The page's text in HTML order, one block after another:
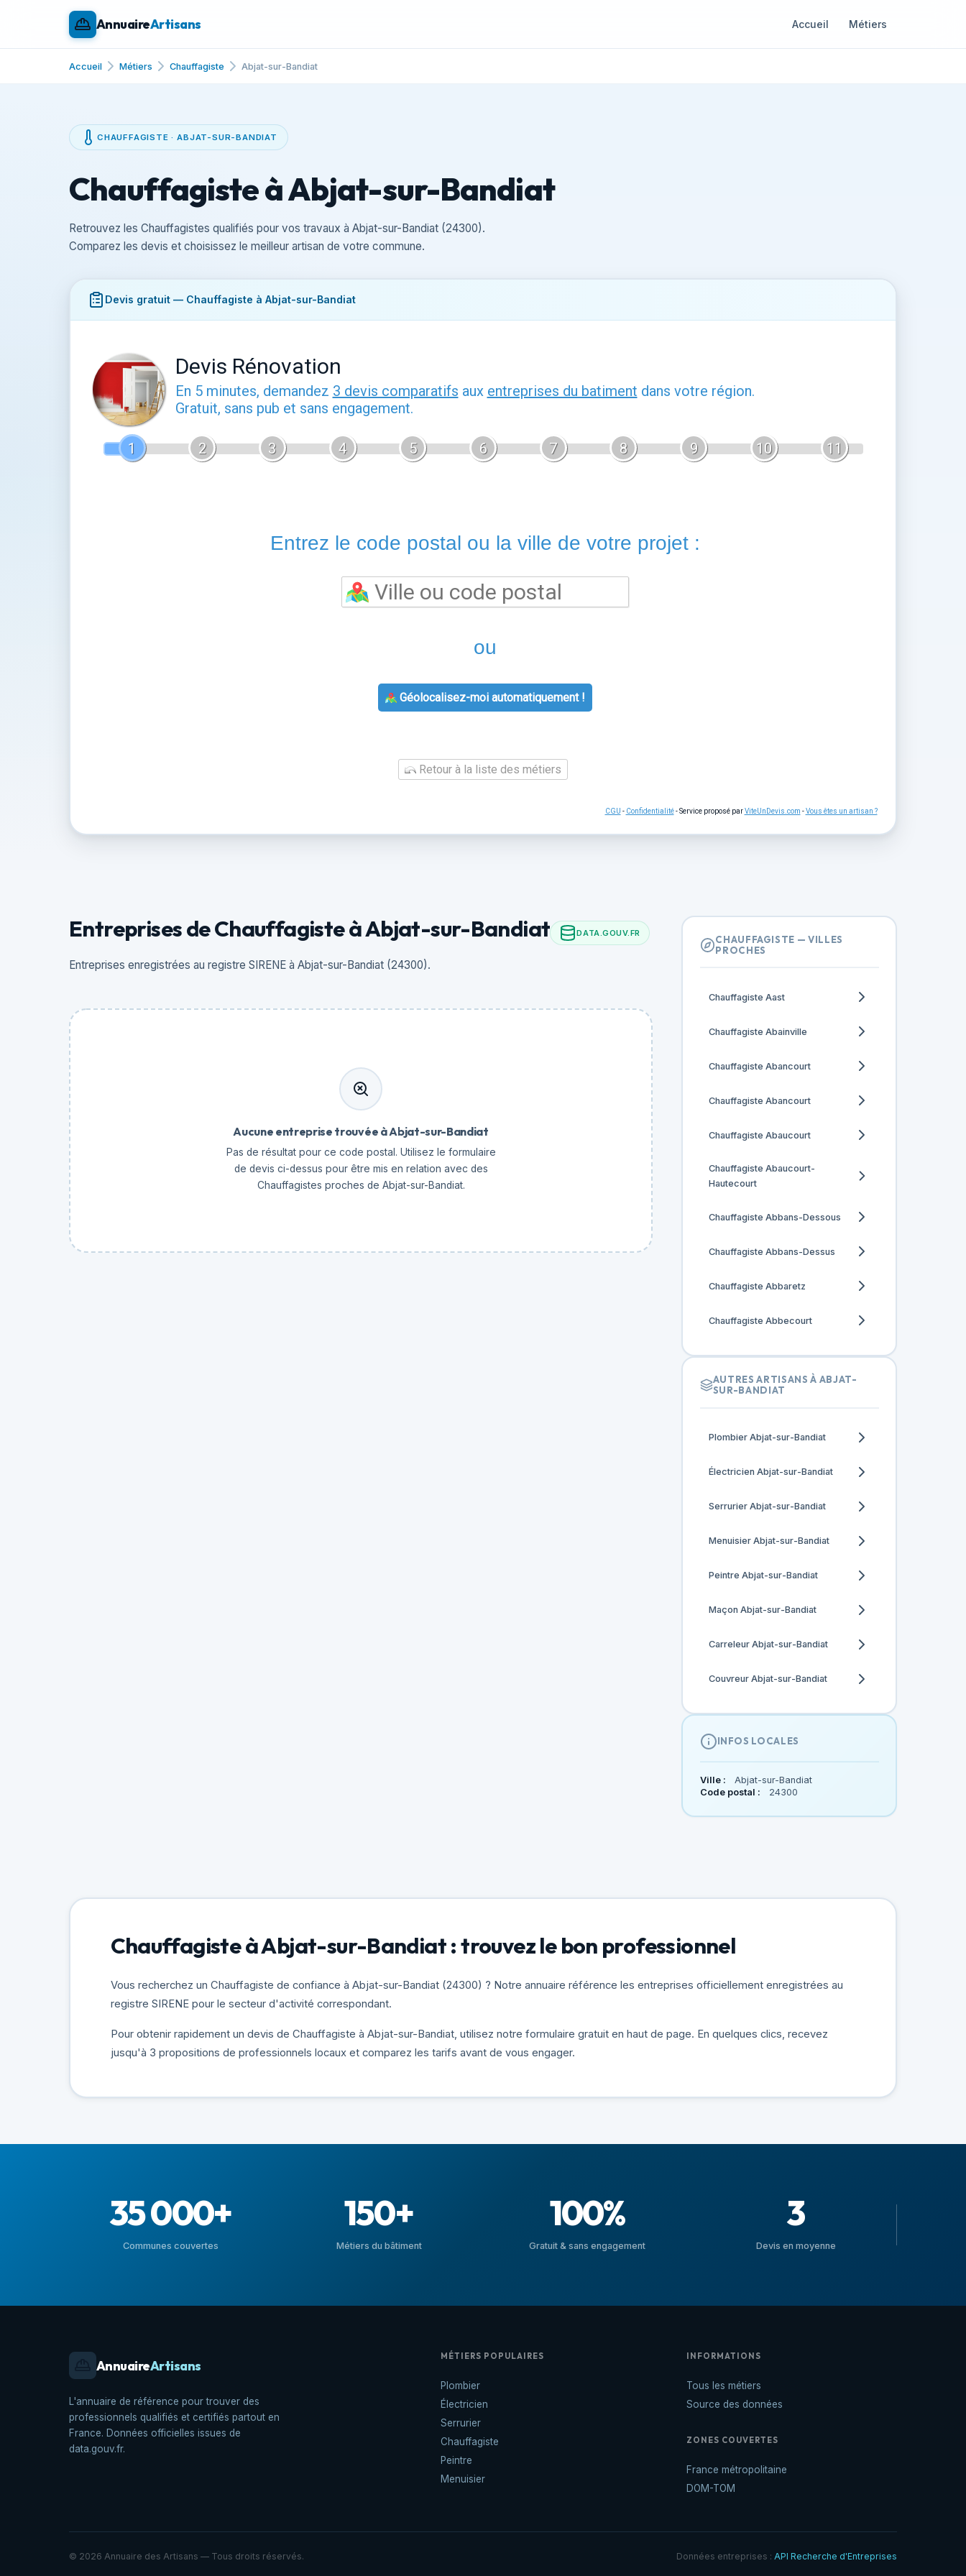
AnnuaireArtisans Accueil Métiers
Accueil Métiers Chauffagiste Abjat-sur-Bandiat
CHAUFFAGISTE · ABJAT-SUR-BANDIAT
Chauffagiste à Abjat-sur-Bandiat
Retrouvez les Chauffagistes qualifiés pour vos travaux à Abjat-sur-Bandiat (24300).
Comparez les devis et choisissez le meilleur artisan de votre commune.
Devis gratuit — Chauffagiste à Abjat-sur-Bandiat
Devis Rénovation
En 5 minutes, demandez 3 devis comparatifs aux entreprises du batiment dans votre région.
Gratuit, sans pub et sans engagement.
1 2 3 4 5 6 7 8 9 10 11
Entrez le code postal ou la ville de votre projet :
ou
Géolocalisez-moi automatiquement !
Retour à la liste des métiers
CGU - Confidentialité- Service proposé parViteUnDevis.com -Vous êtes un artisan ?
Entreprises de Chauffagiste à Abjat-sur-Bandiat DATA.GOUV.FR
Entreprises enregistrées au registre SIRENE à Abjat-sur-Bandiat (24300).
Aucune entreprise trouvée à Abjat-sur-Bandiat
Pas de résultat pour ce code postal. Utilisez le formulaire
de devis ci-dessus pour être mis en relation avec des
Chauffagistes proches de Abjat-sur-Bandiat.
CHAUFFAGISTE — VILLES
PROCHES
Chauffagiste Aast
Chauffagiste Abainville
Chauffagiste Abancourt
Chauffagiste Abancourt
Chauffagiste Abaucourt
Chauffagiste Abaucourt-
Hautecourt
Chauffagiste Abbans-Dessous
Chauffagiste Abbans-Dessus
Chauffagiste Abbaretz
Chauffagiste Abbecourt
AUTRES ARTISANS À ABJAT-
SUR-BANDIAT
Plombier Abjat-sur-Bandiat
Électricien Abjat-sur-Bandiat
Serrurier Abjat-sur-Bandiat
Menuisier Abjat-sur-Bandiat
Peintre Abjat-sur-Bandiat
Maçon Abjat-sur-Bandiat
Carreleur Abjat-sur-Bandiat
Couvreur Abjat-sur-Bandiat
INFOS LOCALES
Ville :
Abjat-sur-Bandiat
Code postal :
24300
Chauffagiste à Abjat-sur-Bandiat : trouvez le bon professionnel
Vous recherchez un Chauffagiste de confiance à Abjat-sur-Bandiat (24300) ? Notre annuaire référence les entreprises officiellement enregistrées au
registre SIRENE pour le secteur d'activité correspondant.
Pour obtenir rapidement un devis de Chauffagiste à Abjat-sur-Bandiat, utilisez notre formulaire gratuit en haut de page. En quelques clics, recevez
jusqu'à 3 propositions de professionnels locaux et comparez les tarifs avant de vous engager.
35 000+
Communes couvertes
150+
Métiers du bâtiment
100%
Gratuit & sans engagement
3
Devis en moyenne
AnnuaireArtisans
L'annuaire de référence pour trouver des
professionnels qualifiés et certifiés partout en
France. Données officielles issues de
data.gouv.fr.
MÉTIERS POPULAIRES
Plombier
Électricien
Serrurier
Chauffagiste
Peintre
Menuisier
INFORMATIONS
Tous les métiers
Source des données
ZONES COUVERTES
France métropolitaine
DOM-TOM
© 2026 Annuaire des Artisans — Tous droits réservés. Données entreprises : API Recherche d'Entreprises